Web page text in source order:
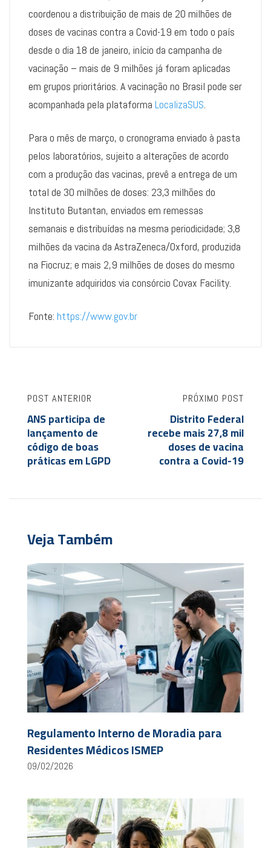
coordenou a distribuição de mais de 20 milhões de
doses de vacinas contra a Covid-19 em todo o país
desde o dia 18 de janeiro, início da campanha de
vacinação – mais de 9 milhões já foram aplicadas
em grupos prioritários. A vacinação no Brasil pode ser
acompanhada pela plataforma LocalizaSUS.
Para o mês de março, o cronograma enviado à pasta
pelos laboratórios, sujeito a alterações de acordo
com a produção das vacinas, prevê a entrega de um
total de 30 milhões de doses: 23,3 milhões do
Instituto Butantan, enviados em remessas
semanais e distribuídas na mesma periodicidade; 3,8
milhões da vacina da AstraZeneca/Oxford, produzida
na Fiocruz; e mais 2,9 milhões de doses do mesmo
imunizante adquiridos via consórcio Covax Facility.
Fonte: https://www.gov.br
POST ANTERIOR
ANS participa de
lançamento de
código de boas
práticas em LGPD
PRÓXIMO POST
Distrito Federal
recebe mais 27,8 mil
doses de vacina
contra a Covid-19
Veja Também
Regulamento Interno de Moradia para
Residentes Médicos ISMEP
09/02/2026